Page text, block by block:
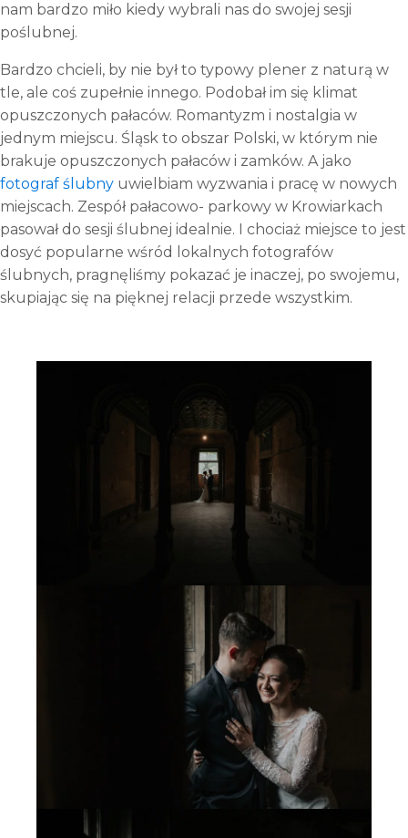
nam bardzo miło kiedy wybrali nas do swojej sesji
poślubnej.
Bardzo chcieli, by nie był to typowy plener z naturą w
tle, ale coś zupełnie innego. Podobał im się klimat
opuszczonych pałaców. Romantyzm i nostalgia w
jednym miejscu. Śląsk to obszar Polski, w którym nie
brakuje opuszczonych pałaców i zamków. A jako
fotograf ślubny uwielbiam wyzwania i pracę w nowych
miejscach. Zespół pałacowo- parkowy w Krowiarkach
pasował do sesji ślubnej idealnie. I chociaż miejsce to jest
dosyć popularne wśród lokalnych fotografów
ślubnych, pragnęliśmy pokazać je inaczej, po swojemu,
skupiając się na pięknej relacji przede wszystkim.